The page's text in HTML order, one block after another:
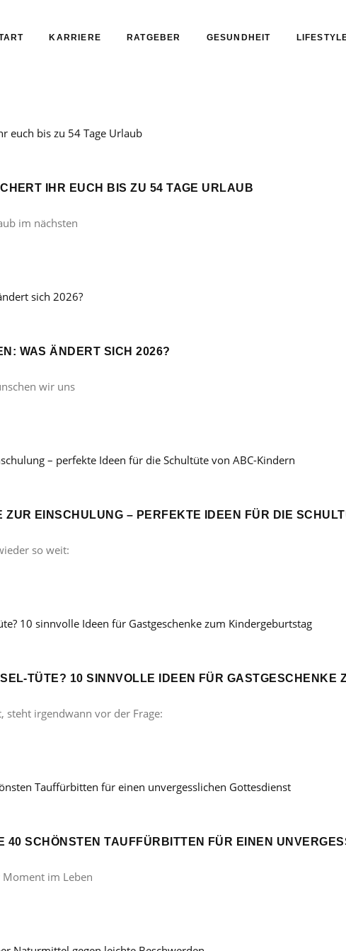
KARRIERE RATGEBER GESUNDHEIT
IHR EUCH BIS ZU 54 TAGE URLAUB
im nächsten
WAS ÄNDERT SICH 2026?
wir uns
EINSCHULUNG – PERFEKTE IDEEN FÜR DIE
so weit:
TÜTE? 10 SINNVOLLE IDEEN FÜR GASTGESCHENKE
steht irgendwann vor der Frage:
40 SCHÖNSTEN TAUFFÜRBITTEN FÜR EINEN
Moment im Leben